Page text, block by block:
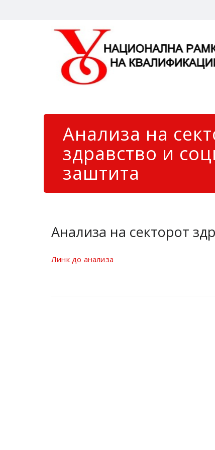
Анализа на
здравство и
заштита
Анализа на секторот
Линк до анализа